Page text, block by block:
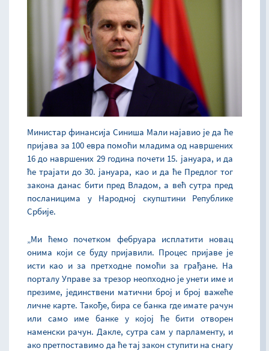
Министар финансија Синиша Мали најавио је да ће
пријава за 100 евра помоћи младима од навршених
16 до навршених 29 година почети 15. јануара, и да
ће трајати до 30. јануара, као и да ће Предлог тог
закона данас бити пред Владом, а већ сутра пред
посланицима у Народној скупштини Републике
Србије.
„Ми ћемо почетком фебруара исплатити новац
онима који се буду пријавили. Процес пријаве је
исти као и за претходне помоћи за грађане. На
порталу Управе за трезор неопходно је унети име и
презиме, јединствени матични број и број важеће
личне карте. Такође, бира се банка где имате рачун
или само име банке у којој ће бити отворен
наменски рачун. Дакле, сутра сам у парламенту, и
ако претпоставимо да ће тај закон ступити на снагу